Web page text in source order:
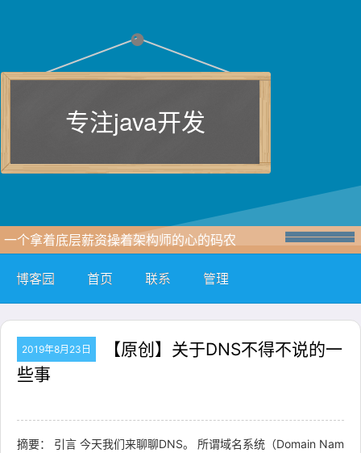
专注java开发
一个拿着底层薪资操着架构师的心的码农
博客园 首页 联系 管理
2019年8月23日
【原创】关于DNS不得不说的一
些事
摘要： 引言 今天我们来聊聊DNS。 所谓域名系统（Domain Nam